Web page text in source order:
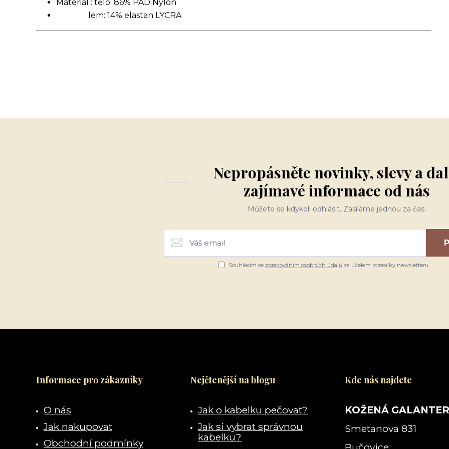
Materiál : tělo: 86% PAD Nylon
lem: 14% elastan LYCRA
Nepropásněte novinky, slevy a
zajímavé informace od nás
Můžete se kdykoli odhlásit. Zasíláme jednou za čas.
Souhlasím se zpracováním osobních údajůza účelem rozesílky newsletteru.
Informace pro zákazníky
O nás
Jak nakupovat
Obchodní podmínky
Nejčtenější na blogu
Jak o kabelku pečovat?
Jak si vybrat správnou
kabelku?
Kde nás najdete
KOŽENÁ
Smetanova 831